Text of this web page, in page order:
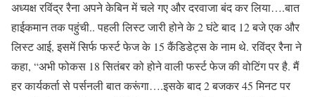
अध्यक्ष रविंद्र रैना अपने केबिन में चले गए और दरवाजा बंद कर लिया….बात
हाईकमान तक पहुंची.. पहली लिस्ट जारी होने के 2 घंटे बाद 12 बजे एक और
लिस्ट आई, इसमें सिर्फ फर्स्ट फेज के 15 कैंडिडेट्स के नाम थे. रविंद्र रैना ने
कहा, “अभी फोकस 18 सितंबर को होने वाली फर्स्ट फेज की वोटिंग पर है. मैं
हर कार्यकर्ता से पर्सनली बात करूंगा….इसके बाद 2 बजकर 45 मिनट पर